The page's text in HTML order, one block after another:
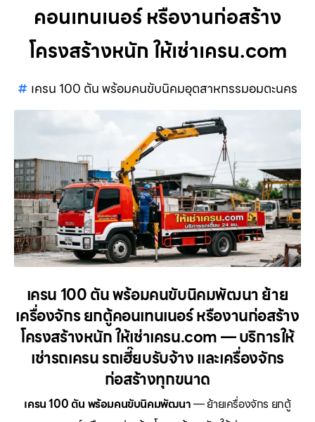
คอนเทนเนอร์ หรืองานก่อสร้าง
โครงสร้างหนัก ให้เช่าเครน.com
เครน 100 ตัน พร้อมคนขับนิคมอุตสาหกรรมอมตะนคร
เครน 100 ตัน พร้อมคนขับนิคมพัฒนา ย้าย
เครื่องจักร ยกตู้คอนเทนเนอร์ หรืองานก่อสร้าง
โครงสร้างหนัก ให้เช่าเครน.com — บริการให้
เช่ารถเครน รถเฮี๊ยบรับจ้าง และเครื่องจักร
ก่อสร้างทุกขนาด
เครน 100 ตัน พร้อมคนขับนิคมพัฒนา— ย้ายเครื่องจักร ยกตู้